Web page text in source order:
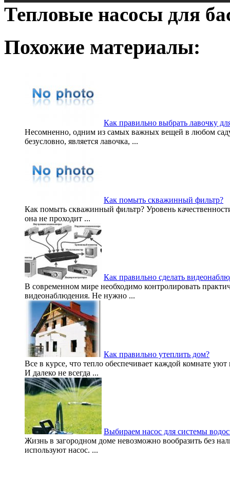
Тепловые насосы для
Похожие материалы:
Как правильно выбрать лавочку
Несомненно, одним из самых важных вещей в любом
безусловно, является лавочка, ...
Как помыть скважинный фильтр?
Как помыть скважинный фильтр? Уровень
она не проходит ...
Как правильно сделать
В современном мире необходимо контролировать
видеонаблюдения. Не нужно ...
Как правильно утеплить дом?
Все в курсе, что тепло обеспечивает каждой комнате
И далеко не всегда ...
Выбираем насос для системы
Жизнь в загородном доме невозможно вообразить без
используют насос. ...